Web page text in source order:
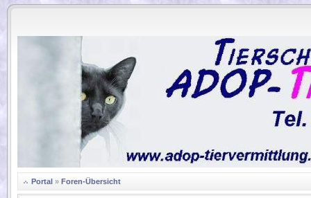
.
Portal » Foren-Übersicht